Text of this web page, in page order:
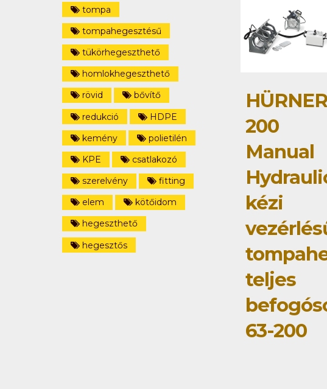
tompa
tompahegesztésű
tükörhegeszthető
homlokhegeszthető
rövid
bővítő
redukció
HDPE
kemény
polietilén
KPE
csatlakozó
szerelvény
fitting
elem
kötőidom
hegeszthető
hegesztős
HÜRNER
200
Manual
kézi
teljes
63-200